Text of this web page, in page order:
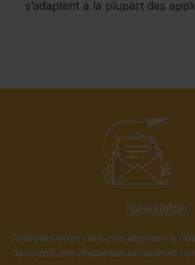
s’adaptent à la plupart des
Newsletter
Abonnez-vous sans plus attendre à
découvrir nos nouveaux produits et